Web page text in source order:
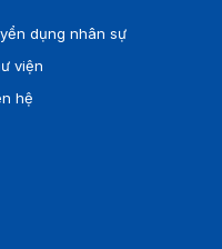
dụng nhân sự
viện
hệ